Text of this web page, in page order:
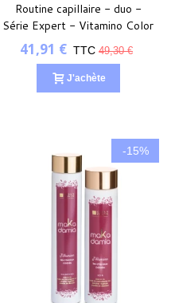
Routine capillaire - duo -
Série Expert - Vitamino Color
41,91 € TTC 49,30 €
J'achète
-15%